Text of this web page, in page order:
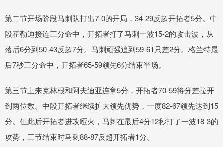
第二节开场阶段马刺队打出7-0的开局，34-29反超开拓者5分。中
段霍勒迪接连三分命中，开拓者打了马刺一波15-2的攻击波，从
落后6分到50-43反超7分。马刺顽强追到59-61只差2分。格兰特最
后7秒三分命中，开拓者65-59领先6分结束半场。
第三节上来克林根和阿夫迪亚连拿5分，开拓者70-59将分差拉开
到两位数。中段开拓者继续扩大领先优势，一度82-67领先达到15
分。但此后开拓者进攻哑火，马刺在最后4分12秒打了一波18-3的
攻势，三节结束时马刺88-87反超开拓者1分。